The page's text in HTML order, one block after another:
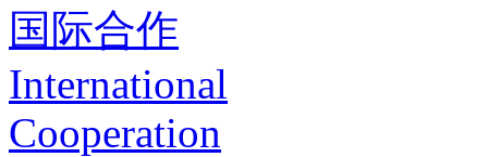
国际合作
International
Cooperation